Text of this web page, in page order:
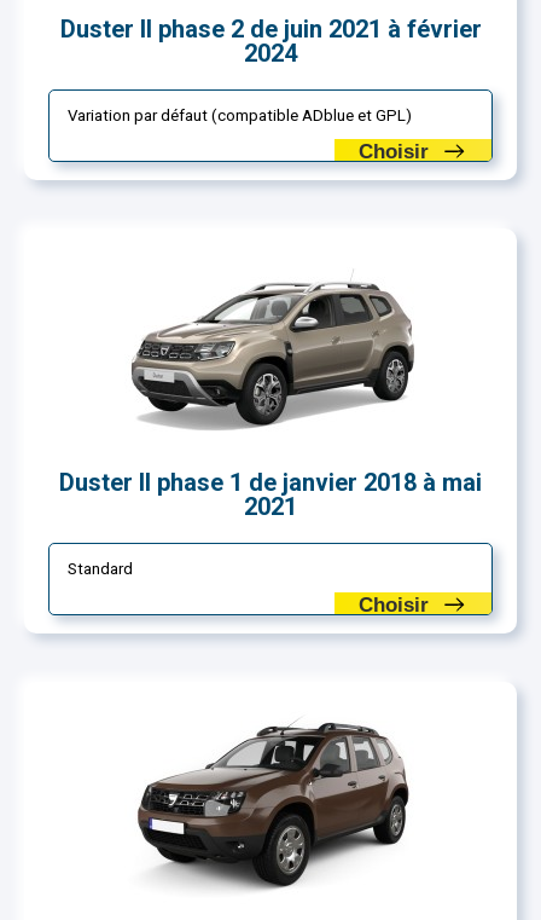
Duster II phase 2 de juin 2021 à février
2024
Variation par défaut (compatible ADblue et GPL)
Choisir
Duster II phase 1 de janvier 2018 à mai
2021
Standard
Choisir